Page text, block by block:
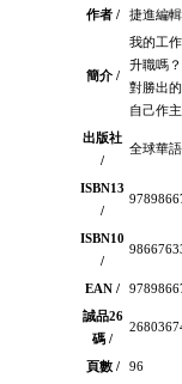
作者 /
捷進編
簡介 /
我的工
升職嗎
對勝出
自己作
出版社
/
全球華
ISBN13
/
ISBN10
/
EAN /
誠品26
碼 /
頁數 / 96